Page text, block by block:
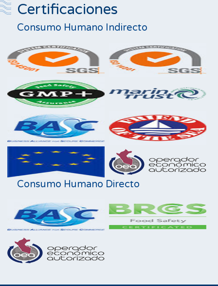
Certificaciones
Consumo Humano Indirecto
Consumo Humano Directo